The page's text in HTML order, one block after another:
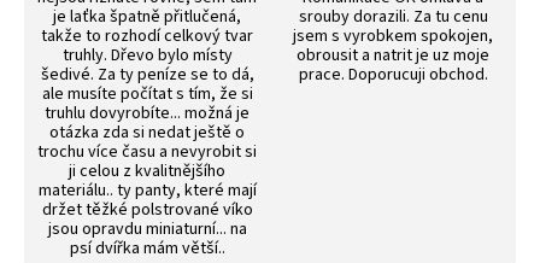
je laťka špatně přitlučená,
takže to rozhodí celkový tvar
truhly. Dřevo bylo místy
šedivé. Za ty peníze se to dá,
ale musíte počítat s tím, že si
truhlu dovyrobíte... možná je
otázka zda si nedat ještě o
trochu více času a nevyrobit si
ji celou z kvalitnějšího
materiálu.. ty panty, které mají
držet těžké polstrované víko
jsou opravdu miniaturní... na
psí dvířka mám větší..
srouby dorazili. Za tu cenu
jsem s vyrobkem spokojen,
obrousit a natrit je uz moje
prace. Doporucuji obchod.